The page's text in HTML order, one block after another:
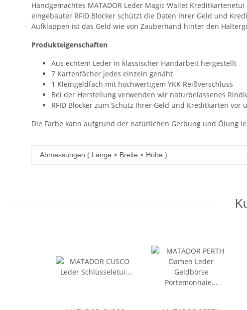
Handgemachtes MATADOR Leder Magic Wallet
eingebauter RFID Blocker schützt die Daten Ihrer Geld und
Aufklappen ist das Geld wie von Zauberhand hinter den
Produkteigenschaften
Aus echtem Leder in klassischer Handarbeit hergestellt
7 Kartenfächer jedes einzeln genäht
1 Kleingeldfach mit hochwertigem YKK Reißverschluss
Bei der Herstellung verwenden wir naturbelassenes
RFID Blocker zum Schutz Ihrer Geld und Kreditkarten vor
Die Farbe kann aufgrund der natürlichen Gerbung und Ölung
Produkteigenschaft
Wert
Abmessungen ( Länge × Breite × Höhe ):